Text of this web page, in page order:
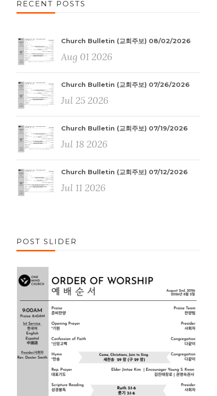
RECENT POSTS
Church Bulletin (교회주보) 08/02/2026
Aug 01 2026
Church Bulletin (교회주보) 07/26/2026
Jul 25 2026
Church Bulletin (교회주보) 07/19/2026
Jul 18 2026
Church Bulletin (교회주보) 07/12/2026
Jul 11 2026
POST SLIDER